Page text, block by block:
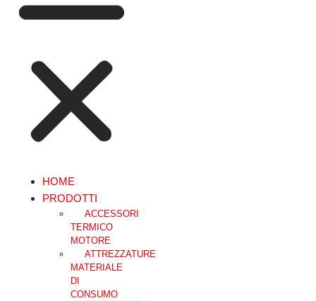
HOME
PRODOTTI
ACCESSORI
TERMICO
MOTORE
ATTREZZATURE
MATERIALE
DI
CONSUMO